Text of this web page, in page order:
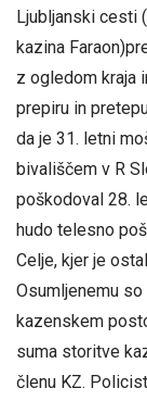
Ljubljanski cesti
kazina
z ogledom kraja
prepiru in
da je 31. letni
bivališčem v R
poškodoval 28.
hudo telesno
Celje, kjer je
Osumljenemu
kazenskem
suma storitve
členu KZ.